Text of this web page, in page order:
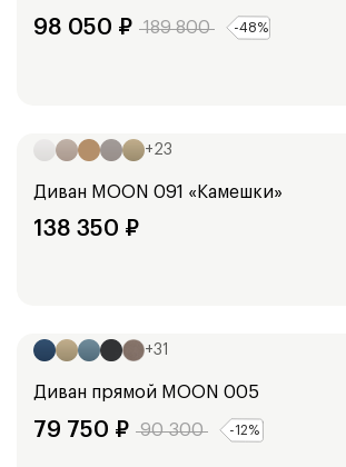
98 050 ₽ 189 800 -48%
+23
Диван MOON 091 «Камешки»
138 350 ₽
+31
Диван прямой MOON 005
79 750 ₽ 90 300 -12%